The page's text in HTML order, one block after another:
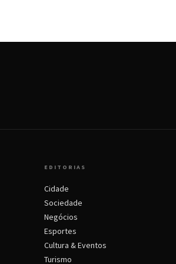
EDITORIAS
Cidade
Sociedade
Negócios
Esportes
Cultura & Eventos
Turismo